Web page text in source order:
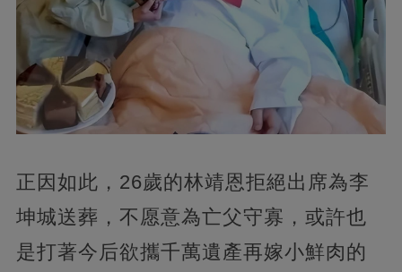
正因如此，26歲的林靖恩拒絕出席為李
坤城送葬，不愿意為亡父守寡，或許也
是打著今后欲攜千萬遺產再嫁小鮮肉的